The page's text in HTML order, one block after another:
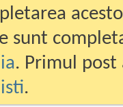
sunt
. Primul
.